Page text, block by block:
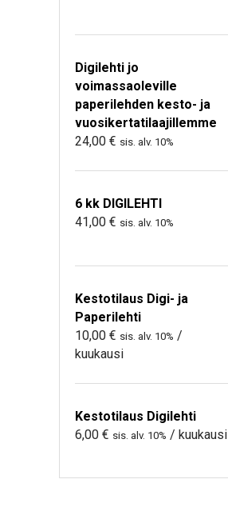
Digilehti jo
voimassaoleville
paperilehden kesto- ja
vuosikertatilaajillemme
24,00 € sis. alv. 10%
6 kk DIGILEHTI
41,00 € sis. alv. 10%
Kestotilaus Digi- ja
Paperilehti
10,00 € sis. alv. 10% /
kuukausi
Kestotilaus Digilehti
6,00 € sis. alv. 10% / kuukausi